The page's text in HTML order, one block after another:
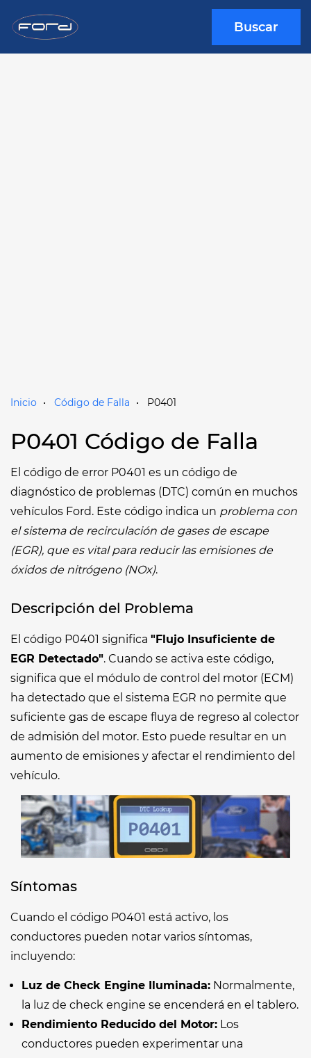
Buscar
Inicio Código de Falla P0401
P0401 Código de Falla
El código de error P0401 es un código de
diagnóstico de problemas (DTC) común en muchos
vehículos Ford. Este código indica un problema con
el sistema de recirculación de gases de escape
(EGR), que es vital para reducir las emisiones de
óxidos de nitrógeno (NOx).
Descripción del Problema
El código P0401 significa "Flujo Insuficiente de
EGR Detectado". Cuando se activa este código,
significa que el módulo de control del motor (ECM)
ha detectado que el sistema EGR no permite que
suficiente gas de escape fluya de regreso al colector
de admisión del motor. Esto puede resultar en un
aumento de emisiones y afectar el rendimiento del
vehículo.
Síntomas
Cuando el código P0401 está activo, los
conductores pueden notar varios síntomas,
incluyendo:
Luz de Check Engine Iluminada: Normalmente,
la luz de check engine se encenderá en el tablero.
Rendimiento Reducido del Motor: Los
conductores pueden experimentar una